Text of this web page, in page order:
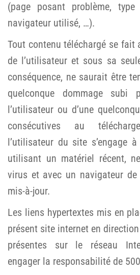
(page posant problème,
navigateur utilisé, …).
Tout contenu téléchargé se fait
de l’utilisateur et sous sa
conséquence, ne saurait être
quelconque dommage subi
l’utilisateur ou d’une
consécutives au
l’utilisateur du site s’engage
utilisant un matériel récent,
virus et avec un navigateur de
mis-à-jour.
Les liens hypertextes mis en
présent site internet en
présentes sur le réseau
engager la responsabilité de